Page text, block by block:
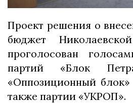
Проект решения о
бюджет
проголосован
партий «Блок
«Оппозиционный
также партии «УКРОП».